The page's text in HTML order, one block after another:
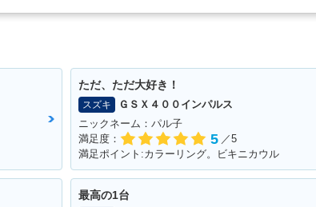
ただ、ただ大好き！
スズキ
ＧＳＸ４００インパルス
ニックネーム：パル子
満足度：
5 ／5
満足ポイント:カラーリング。ビキニカウル
最高の1台